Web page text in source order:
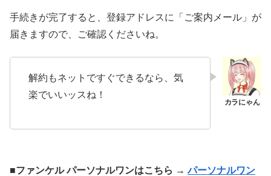
手続きが完了すると、登録アドレスに「ご案内メール」が
届きますので、ご確認くださいね。
解約もネットですぐできるなら、気
楽でいいッスね！
■ファンケル パーソナルワンはこちら →パーソナルワン